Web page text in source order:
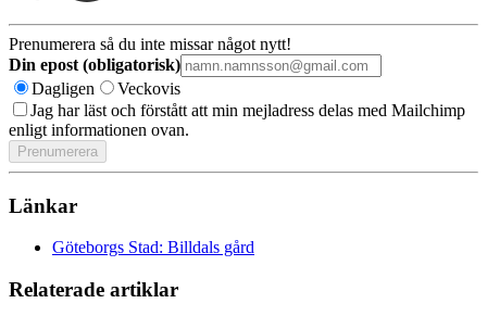
Prenumerera så du inte missar något nytt!
Din epost (obligatorisk)
Dagligen
Veckovis
Jag har läst och förstått att min mejladress delas med Mailchimp
enligt informationen ovan.
Länkar
Göteborgs Stad: Billdals gård
Relaterade artiklar